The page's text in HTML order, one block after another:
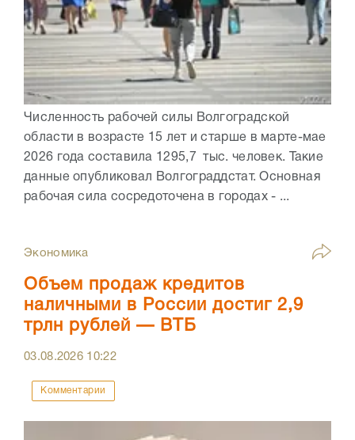
Численность рабочей силы Волгоградской
области в возрасте 15 лет и старше в марте-мае
2026 года составила 1295,7 тыс. человек. Такие
данные опубликовал Волгограддстат. Основная
рабочая сила сосредоточена в городах - ...
Экономика
Объем продаж кредитов
наличными в России достиг 2,9
трлн рублей — ВТБ
03.08.2026 10:22
Комментарии